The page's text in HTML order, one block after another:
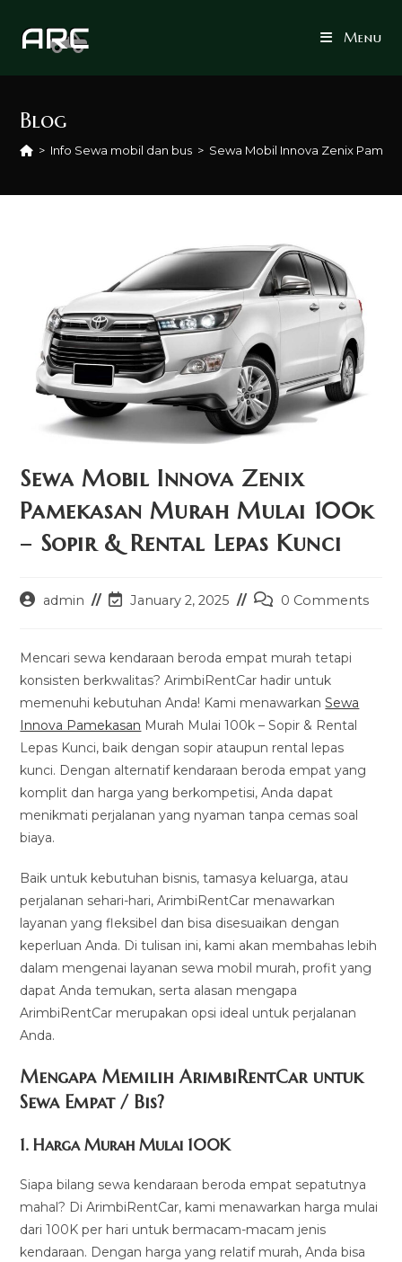
Menu
Blog
> Info Sewa mobil dan bus > Sewa Mobil Innova Zenix
Sewa Mobil Innova Zenix
Pamekasan Murah Mulai 100k
– Sopir & Rental Lepas Kunci
Postadmin
PostJanuary 2, 2025
Post0 Comments
Mencari sewa kendaraan beroda empat murah tetapi
konsisten berkwalitas? ArimbiRentCar hadir untuk
memenuhi kebutuhan Anda! Kami menawarkanSewa
Innova Pamekasan Murah Mulai 100k – Sopir & Rental
Lepas Kunci, baik dengan sopir ataupun rental lepas
kunci. Dengan alternatif kendaraan beroda empat yang
komplit dan harga yang berkompetisi, Anda dapat
menikmati perjalanan yang nyaman tanpa cemas soal
biaya.
Baik untuk kebutuhan bisnis, tamasya keluarga, atau
perjalanan sehari-hari, ArimbiRentCar menawarkan
layanan yang fleksibel dan bisa disesuaikan dengan
keperluan Anda. Di tulisan ini, kami akan membahas lebih
dalam mengenai layanan sewa mobil murah, profit yang
dapat Anda temukan, serta alasan mengapa
ArimbiRentCar merupakan opsi ideal untuk perjalanan
Anda.
Mengapa Memilih ArimbiRentCar untuk
Sewa Empat / Bis?
1.Harga Murah Mulai 100K
Siapa bilang sewa kendaraan beroda empat sepatutnya
mahal? Di ArimbiRentCar, kami menawarkan harga mulai
dari 100K per hari untuk bermacam-macam jenis
kendaraan. Dengan harga yang relatif murah, Anda bisa